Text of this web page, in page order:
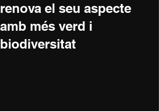
renova el seu aspecte
amb més verd i
biodiversitat